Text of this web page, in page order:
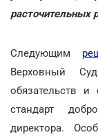
расточительных
Следующим
Верховный
обязательств и
стандарт
директора.